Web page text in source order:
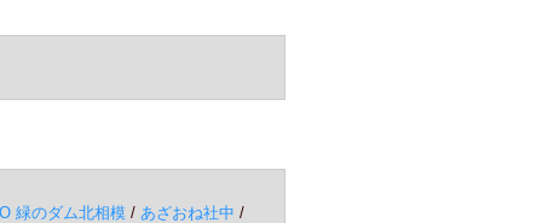
緑のダム北相模/ あざおね社中 /